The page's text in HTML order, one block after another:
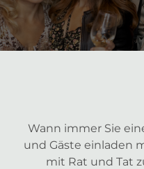
Wann immer Sie
und Gäste einladen
mit Rat und Tat